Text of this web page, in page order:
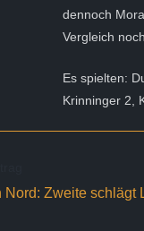
dennoch
Vergleich
Es spielten:
Krinninger 2,
Nord: Zweite schlägt